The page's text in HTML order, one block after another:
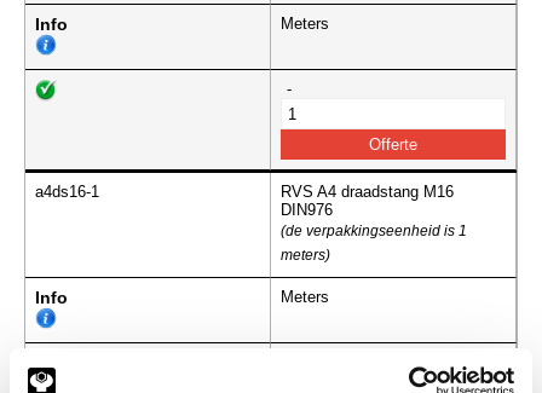
Info Meters
-
a4ds16-1
RVS A4 draadstang M16
DIN976
(de verpakkingseenheid is 1
meters)
Info Meters